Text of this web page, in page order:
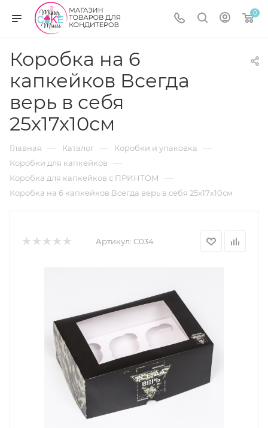
0
Коробка на 6
капкейков Всегда
верь в себя
25х17х10см
Главная — Каталог — Коробки и упаковка —
Коробки для капкейков —
Коробка для капкейков с ПРИНТОМ —
Коробка на 6 капкейков Всегда верь в себя 25х17х10см
Артикул: C034